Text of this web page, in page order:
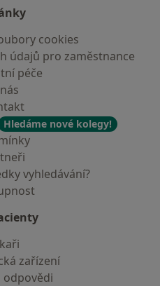
cookies
údajů pro zaměstnance
péče
Hledáme nové kolegy!
vyhledávání?
zařízení
odpovědi